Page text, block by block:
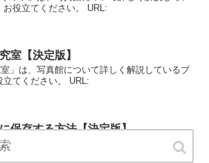
お役立てください。 URL:
室【決定版】
室」は、写真館について詳しく解説しているブ
立てください。 URL:
保存する方法【決定版】
存する方法」は、写真館について詳しく解説
ぜひ、お役立てください。 URL: